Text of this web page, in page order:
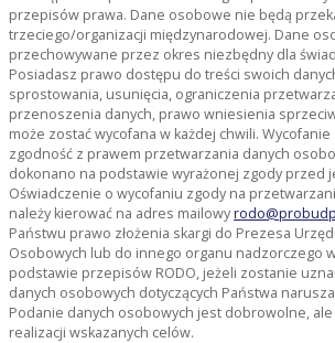
przepisów prawa. Dane osobowe nie będą
trzeciego/organizacji międzynarodowej. Dane
przechowywane przez okres niezbędny dla
Posiadasz prawo dostępu do treści swoich
sprostowania, usunięcia, ograniczenia
przenoszenia danych, prawo wniesienia
może zostać wycofana w każdej chwili. Wycofanie
zgodność z prawem przetwarzania danych
dokonano na podstawie wyrażonej zgody przed
Oświadczenie o wycofaniu zgody na
należy kierować na adres mailowy
Państwu prawo złożenia skargi do Prezesa
Osobowych lub do innego organu nadzorczego
podstawie przepisów RODO, jeżeli zostanie
danych osobowych dotyczących Państwa
Podanie danych osobowych jest dobrowolne,
realizacji wskazanych celów.